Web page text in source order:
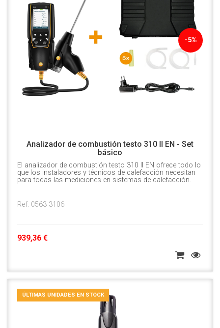
-5%
Analizador de combustión testo 310 II EN - Set
básico
El analizador de combustión testo 310 II EN ofrece todo lo
que los instaladores y técnicos de calefacción necesitan
para todas las mediciones en sistemas de calefacción.
Ref. 0563 3106
939,36 €
ÚLTIMAS UNIDADES EN STOCK